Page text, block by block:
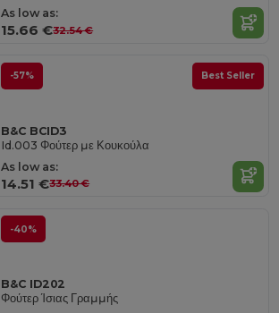
As low as:
15.66 €32.54 €
-57% Best Seller
B&C BCID3
Id.003 Φούτερ με Κουκούλα
As low as:
14.51 €33.40 €
-40%
B&C ID202
Φούτερ Ίσιας Γραμμής